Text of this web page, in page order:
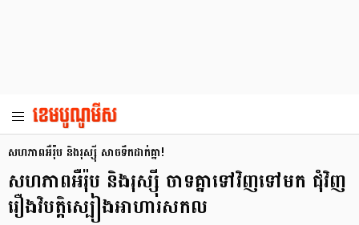
សហភាពអឺរ៉ុប និងរុស្ស៊ី សាចទឹកដាក់គ្នា!
សហភាពអឺរ៉ុប និងរុស្ស៊ី ចាទគ្នាទៅវិញទៅមក ជុំវិញ
រឿងវិបត្តិស្បៀងអាហារសកល